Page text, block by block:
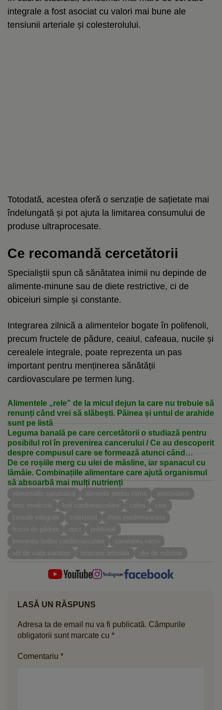
integrale a fost asociat cu valori mai bune ale
tensiunii arteriale și colesterolului.
Totodată, acestea oferă o senzație de sațietate mai
îndelungată și pot ajuta la limitarea consumului de
produse ultraprocesate.
Ce recomandă cercetătorii
Specialiștii spun că sănătatea inimii nu depinde de
alimente-minune sau de diete restrictive, ci de
obiceiuri simple și constante.
Integrarea zilnică a alimentelor bogate în polifenoli,
precum fructele de pădure, ceaiul, cafeaua, nucile și
cerealele integrale, poate reprezenta un pas
important pentru menținerea sănătății
cardiovasculare pe termen lung.
Alimentele „rele” de la micul dejun la care nu trebuie să
renunți când vrei să slăbești. Pâinea și untul de arahide
sunt pe listă
Leguma banală pe care cercetătorii o studiază pentru
posibilul rol în prevenirea cancerului / Ce au descoperit
despre compusul care se formează atunci când
mestecăm leguma
De ce roșiile merg cu ulei de măsline, iar spanacul cu
lămâie. Combinațiile alimentare care ajută organismul
să absoarbă mai mulți nutrienți
alimentatie sanatoasa alimente pentru inima
antioxidanti
bmc medicine
boli cardiovasculare cafea
ceai
cereale integrale
colesterol
dieta mediteraneana
fructe de pădure
nuci
polifenoli
prevenția bolilor cardiovasculare
sanatatea inimii
stil de viata sanatos
tensiune arteriala ulei de măsline
LASĂ UN RĂSPUNS
Adresa ta de email nu va fi publicată. Câmpurile
obligatorii sunt marcate cu *
Comentariu *